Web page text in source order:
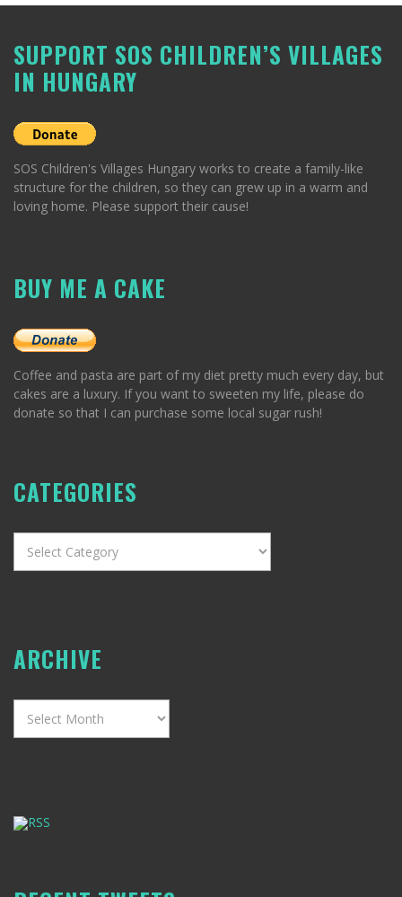
SUPPORT SOS CHILDREN’S VILLAGES
IN HUNGARY
SOS Children's Villages Hungary works to create a family-like
structure for the children, so they can grew up in a warm and
loving home. Please support their cause!
BUY ME A CAKE
Coffee and pasta are part of my diet pretty much every day, but
cakes are a luxury. If you want to sweeten my life, please do
donate so that I can purchase some local sugar rush!
CATEGORIES
ARCHIVE
RSS